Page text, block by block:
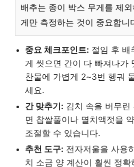
배추는 종이 박스 무게를 제
게만 측정하는 것이 중요합니
중요 체크포인트: 절임 후 배
게 씻으면 간이 다 빠져나가
찬물에 가볍게 2~3번 헹궈
세요.
간 맞추기: 김치 속을 버무
면 찹쌀풀이나 멸치액젓을
조절할 수 있습니다.
추천 도구: 전자저울을 사용
치 소금 양 계산이 훨씬 정